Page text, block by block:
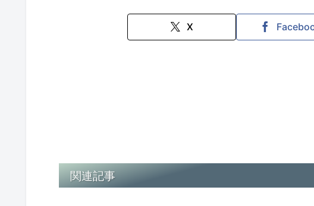
X
関連記事